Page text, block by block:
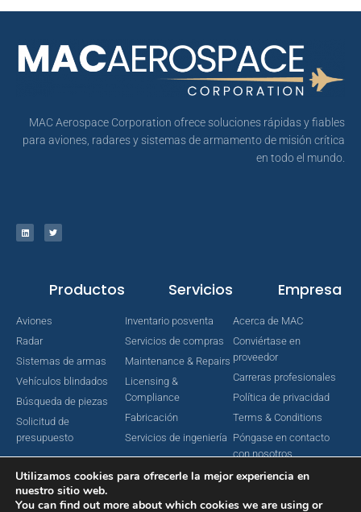
MAC Aerospace Corporation ofrece soluciones rápidas y fiables
para aviones, radares y sistemas de armamento de misión crítica
en todo el mundo.
Productos
Aviones
Radar
Sistemas de armas
Vehículos blindados
Búsqueda de piezas
Solicitud de
presupuesto
Servicios
Inventario posventa
Servicios de compras
Maintenance & Repairs
Licensing &
Compliance
Fabricación
Servicios de ingeniería
Empresa
Acerca de MAC
Conviértase en
proveedor
Carreras profesionales
Política de privacidad
Terms & Conditions
Póngase en contacto
con nosotros
Utilizamos cookies para ofrecerle la mejor experiencia en
nuestro sitio web.
You can find out more about which cookies we are using or